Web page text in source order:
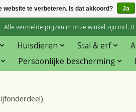
vermelde prijzen in onze winkel zijn incl.
Huisdieren Stal & erf
Persoonlijke bescherming
website te verbeteren. Is dat akkoord? Ja